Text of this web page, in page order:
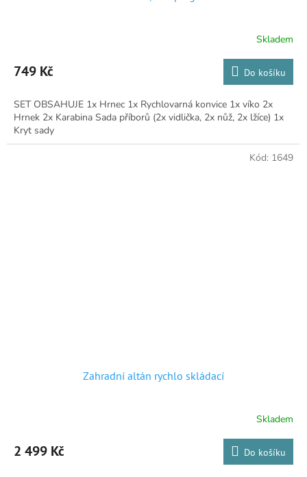
produktu
je
z
5
hvězdiček.
Skladem
749 Kč Do košíku
SET OBSAHUJE 1x Hrnec 1x Rychlovarná konvice 1x víko 2x
Hrnek 2x Karabina Sada příborů (2x vidlička, 2x nůž, 2x lžíce) 1x
Kryt sady
Zahradní altán rychlo skládací
produktu
je
Skladem
2 499 Kč Do košíku
Kód: 1649